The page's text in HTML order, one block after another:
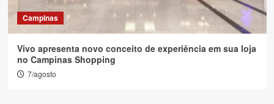
Campinas
Vivo apresenta novo conceito de experiência em sua loja
no Campinas Shopping
7/agosto